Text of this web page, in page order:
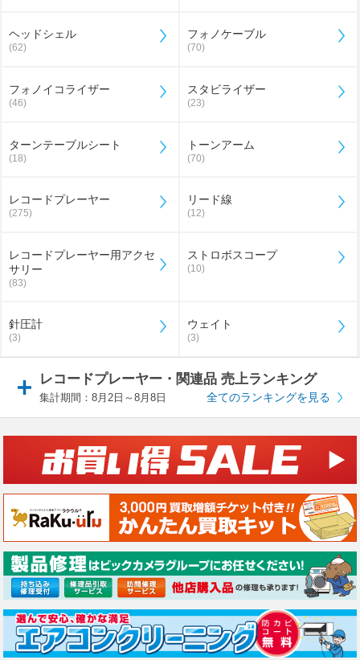
ヘッドシェル
(62)
フォノケーブル
(70)
フォノイコライザー
(46)
スタビライザー
(23)
ターンテーブルシート
(18)
トーンアーム
(70)
レコードプレーヤー
(275)
リード線
(12)
レコードプレーヤー用アクセ
サリー
(83)
ストロボスコープ
(10)
針圧計
(3)
ウェイト
(3)
レコードプレーヤー・関連品 売上ランキング
集計期間：8月2日～8月8日 全てのランキングを見る